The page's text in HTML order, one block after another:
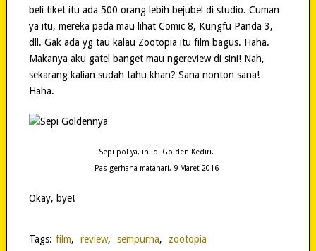
beli tiket itu ada 500 orang lebih bejubel di studio. Cuman
ya itu, mereka pada mau lihat Comic 8, Kungfu Panda 3,
dll. Gak ada yg tau kalau Zootopia itu film bagus. Haha.
Makanya aku gatel banget mau ngereview di sini! Nah,
sekarang kalian sudah tahu khan? Sana nonton sana!
Haha.
Sepi pol ya, ini di Golden Kediri.
Pas gerhana matahari, 9 Maret 2016
Okay, bye!
Tags: film, review, sempurna, zootopia